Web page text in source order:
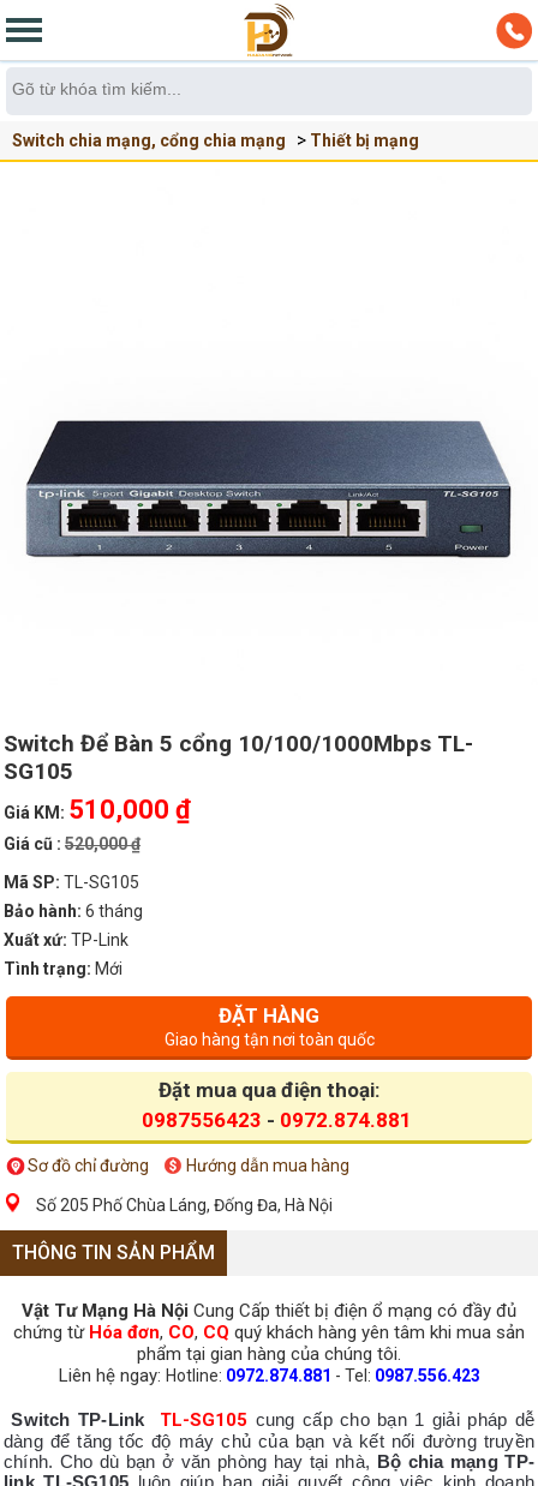
Switch chia mạng, cổng chia mạng
Thiết bị mạng
Switch Để Bàn 5 cổng 10/100/1000Mbps TL-
SG105
Giá KM: 510,000 ₫
Giá cũ : 520,000 ₫
Mã SP: TL-SG105
Bảo hành: 6 tháng
Xuất xứ: TP-Link
Tình trạng: Mới
ĐẶT HÀNG
Giao hàng tận nơi toàn quốc
Đặt mua qua điện thoại:
0987556423 - 0972.874.881
Sơ đồ chỉ đường Hướng dẫn mua hàng
Số 205 Phố Chùa Láng, Đống Đa, Hà Nội
THÔNG TIN SẢN PHẨM
Vật Tư Mạng Hà Nội Cung Cấp thiết bị điện ổ mạng có đầy đủ
chứng từ Hóa đơn, CO, CQ quý khách hàng yên tâm khi mua sản
phẩm tại gian hàng của chúng tôi.
Liên hệ ngay: Hotline: 0972.874.881 - Tel: 0987.556.423
Switch TP-Link TL-SG105 cung cấp cho bạn 1 giải pháp dễ
dàng để tăng tốc độ máy chủ của bạn và kết nối đường truyền
chính. Cho dù bạn ở văn phòng hay tại nhà, Bộ chia mạng TP-
linkTL-SG105luôn giúp bạn giải quyết công việc kinh doanh